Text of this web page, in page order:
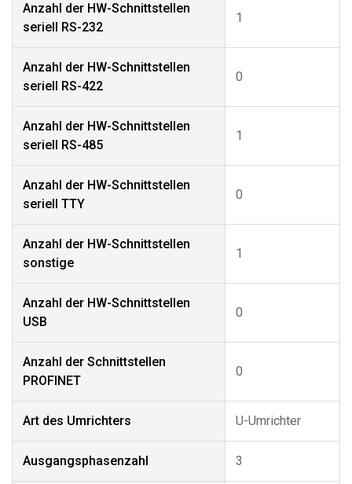
Anzahl der HW-Schnittstellen
seriell RS-232
1
Anzahl der HW-Schnittstellen
seriell RS-422
0
Anzahl der HW-Schnittstellen
seriell RS-485
1
Anzahl der HW-Schnittstellen
seriell TTY
0
Anzahl der HW-Schnittstellen
sonstige
1
Anzahl der HW-Schnittstellen
USB
0
Anzahl der Schnittstellen
PROFINET
0
Art des Umrichters U-Umrichter
Ausgangsphasenzahl 3